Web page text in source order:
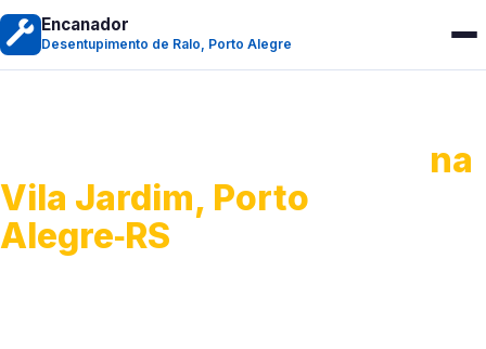
Encanador
Desentupimento de Ralo, Porto Alegre
na
Vila Jardim, Porto
Alegre‑RS